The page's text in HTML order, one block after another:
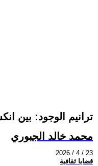
ترانيم الوجود: بين
محمد خالد الجبوري
2026 / 4 / 23
قضايا ثقافية